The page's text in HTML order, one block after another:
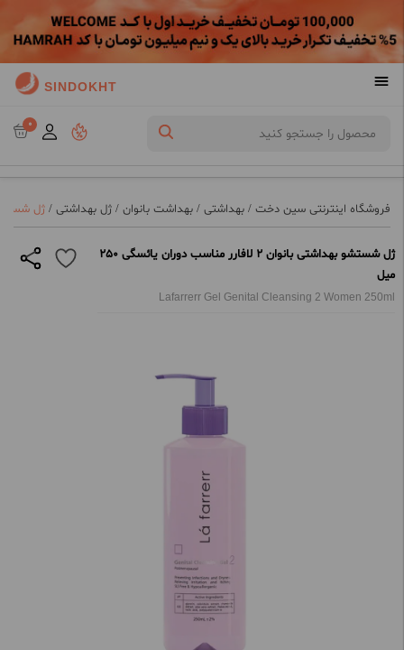
SINDOKHT
0
فروشگاه اینترنتی سین دخت / بهداشتی / بهداشت بانوان / ژل بهداشتی / ژل شستشو بهداشتی
ژل شستشو بهداشتی بانوان 2 لافارر مناسب دوران یائسگی 250
میل
Lafarrerr Gel Genital Cleansing 2 Women 250ml